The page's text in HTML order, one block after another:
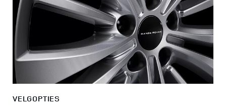
VELGOPTIES